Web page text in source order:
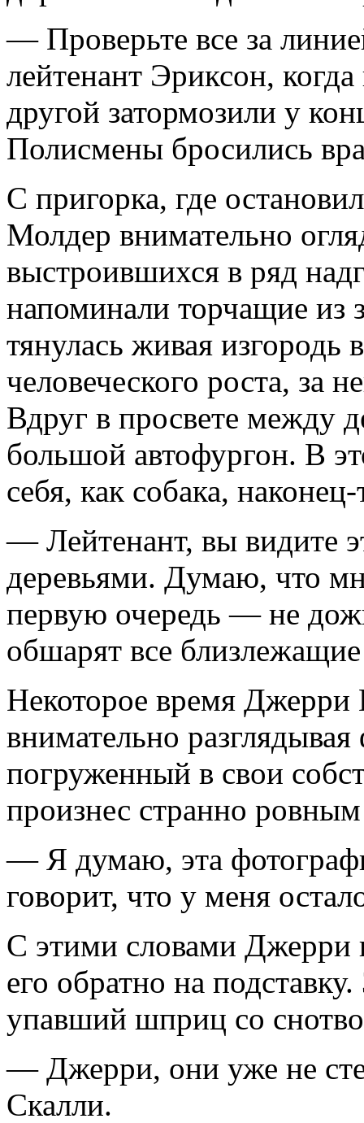
— Проверьте все за
лейтенант Эриксон,
другой затормозили у
Полисмены бросились
С пригорка, где
Молдер внимательно
выстроившихся в ряд
напоминали торчащие из
тянулась живая
человеческого роста, за
Вдруг в просвете между
большой автофургон. В
себя, как собака,
— Лейтенант, вы видите
деревьями. Думаю, что
первую очередь — не
обшарят все
Некоторое время
внимательно
погруженный в свои
произнес странно
— Я думаю, эта
говорит, что у меня
С этими словами Джерри
его обратно на
упавший шприц со
— Джерри, они уже не
Скалли.